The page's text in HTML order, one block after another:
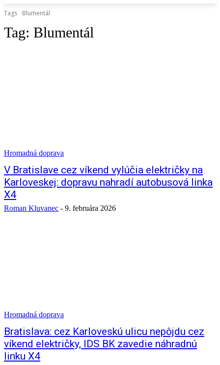
Tags Blumentál
Tag: Blumentál
Hromadná doprava
V Bratislave cez víkend vylúčia električky na
Karloveskej: dopravu nahradí autobusová linka
X4
Roman Kluvanec - 9. februára 2026
Hromadná doprava
Bratislava: cez Karloveskú ulicu nepôjdu cez
víkend električky, IDS BK zavedie náhradnú
linku X4